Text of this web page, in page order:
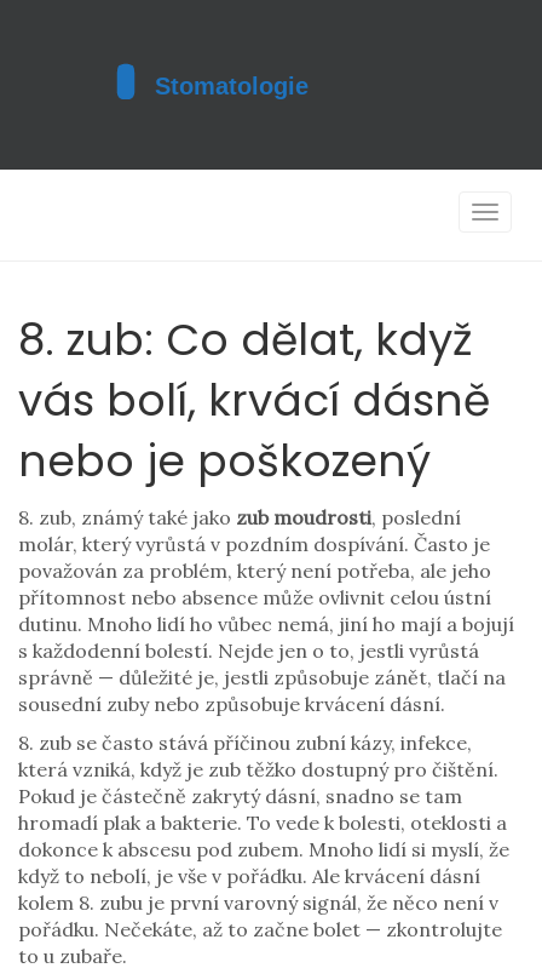
Toggle
8. zub: Co dělat, když
vás bolí, krvácí dásně
nebo je poškozený
8. zub, známý také jako zub moudrosti, poslední
molár, který vyrůstá v pozdním dospívání. Často je
považován za problém, který není potřeba, ale jeho
přítomnost nebo absence může ovlivnit celou ústní
dutinu. Mnoho lidí ho vůbec nemá, jiní ho mají a bojují
s každodenní bolestí. Nejde jen o to, jestli vyrůstá
správně — důležité je, jestli způsobuje zánět, tlačí na
sousední zuby nebo způsobuje krvácení dásní.
8. zub se často stává příčinou zubní kázy, infekce,
která vzniká, když je zub těžko dostupný pro čištění.
Pokud je částečně zakrytý dásní, snadno se tam
hromadí plak a bakterie. To vede k bolesti, oteklosti a
dokonce k abscesu pod zubem. Mnoho lidí si myslí, že
když to nebolí, je vše v pořádku. Ale krvácení dásní
kolem 8. zubu je první varovný signál, že něco není v
pořádku. Nečekáte, až to začne bolet — zkontrolujte
to u zubaře.